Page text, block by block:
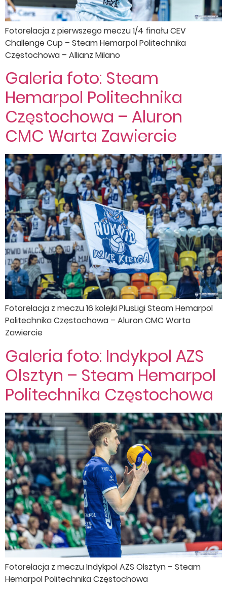
Fotorelacja z pierwszego meczu 1/4 finału CEV
Challenge Cup – Steam Hemarpol Politechnika
Częstochowa – Allianz Milano
Galeria foto: Steam
Hemarpol Politechnika
Częstochowa – Aluron
CMC Warta Zawiercie
Fotorelacja z meczu 16 kolejki PlusLigi Steam Hemarpol
Politechnika Częstochowa – Aluron CMC Warta
Zawiercie
Galeria foto: Indykpol AZS
Olsztyn – Steam Hemarpol
Politechnika Częstochowa
Fotorelacja z meczu Indykpol AZS Olsztyn – Steam
Hemarpol Politechnika Częstochowa